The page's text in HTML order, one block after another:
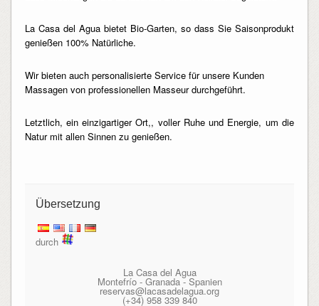
La Casa del Agua bietet Bio-Garten, so dass Sie Saisonprodukt
genießen 100% Natürliche.
Wir bieten auch personalisierte Service für unsere Kunden
Massagen von professionellen Masseur durchgeführt.
Letztlich, ein einzigartiger Ort,, voller Ruhe und Energie, um die
Natur mit allen Sinnen zu genießen.
Übersetzung
durch
La Casa del Agua
Montefrío - Granada - Spanien
reservas@lacasadelagua.org
(+34) 958 339 840